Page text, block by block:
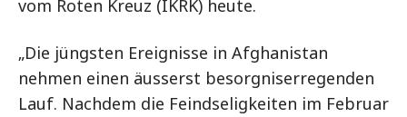
vom Roten Kreuz (IKRK) heute.
„Die jüngsten Ereignisse in Afghanistan
nehmen einen äusserst besorgniserregenden
Lauf. Nachdem die Feindseligkeiten im Februar